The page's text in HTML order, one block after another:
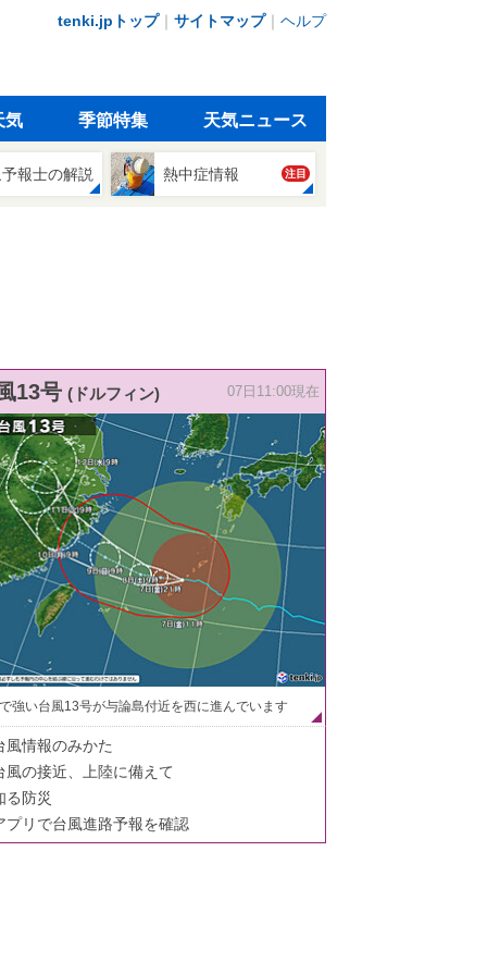
tenki.jpトップ｜ サイトマップ｜ ヘルプ
気 季節特集 天気ニュース
報士の解説 熱中症情報 注目
13号 (ドルフィン) 07日11:00現在
強い台風13号が与論島付近を西に進んでいます
風情報のみかた
風の接近、上陸に備えて
る防災
プリで台風進路予報を確認